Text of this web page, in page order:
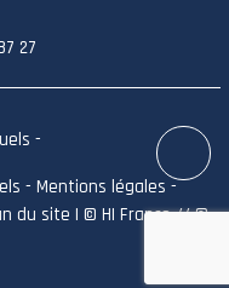
27
-
- Mentions légales -
du site | © HI France // ©